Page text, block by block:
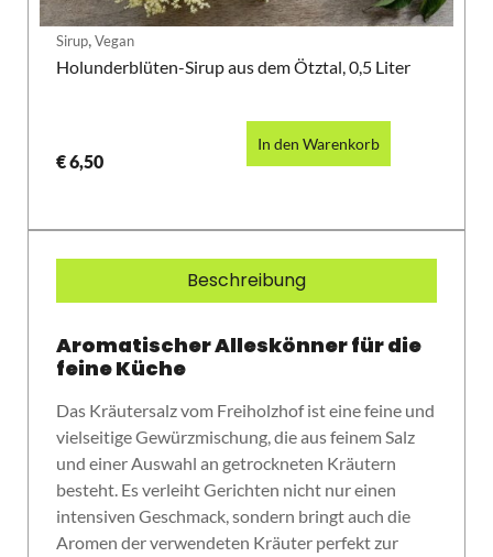
Sirup,Vegan
Holunderblüten-Sirup aus dem Ötztal, 0,5 Liter
€6,50
In den Warenkorb
Beschreibung
Aromatischer Alleskönner für die
feine Küche
Das Kräutersalz vom Freiholzhof ist eine feine und
vielseitige Gewürzmischung, die aus feinem Salz
und einer Auswahl an getrockneten Kräutern
besteht. Es verleiht Gerichten nicht nur einen
intensiven Geschmack, sondern bringt auch die
Aromen der verwendeten Kräuter perfekt zur